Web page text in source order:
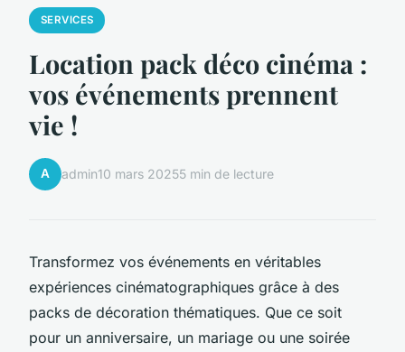
SERVICES
Location pack déco cinéma :
vos événements prennent
vie !
A admin10 mars 20255 min de lecture
Transformez vos événements en véritables
expériences cinématographiques grâce à des
packs de décoration thématiques. Que ce soit
pour un anniversaire, un mariage ou une soirée